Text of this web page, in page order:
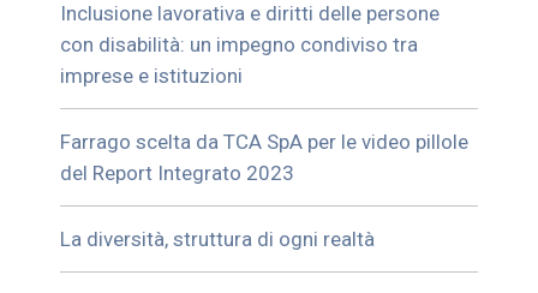
Inclusione lavorativa e diritti delle persone
con disabilità: un impegno condiviso tra
imprese e istituzioni
Farrago scelta da TCA SpA per le video pillole
del Report Integrato 2023
La diversità, struttura di ogni realtà